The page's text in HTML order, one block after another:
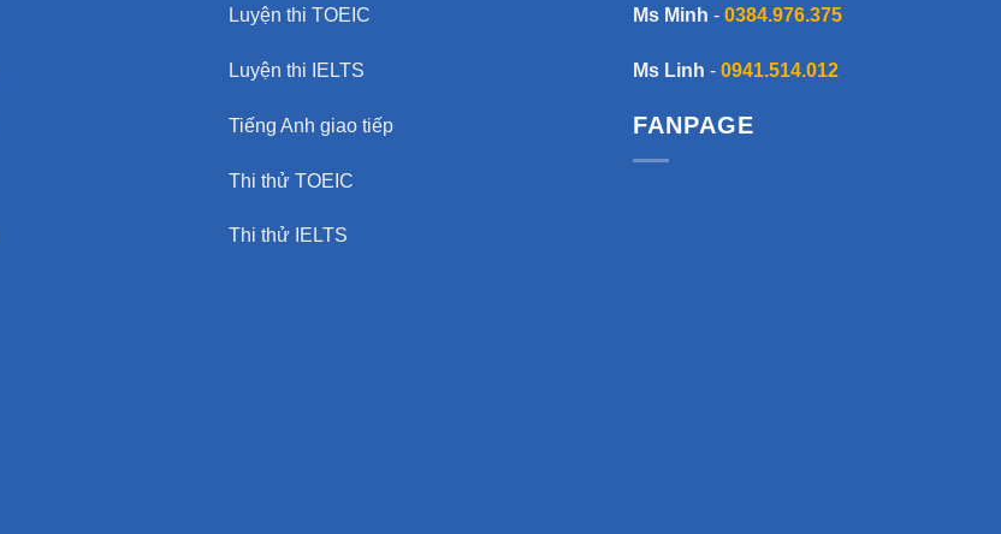
Luyện thi TOEIC
Luyện thi IELTS
Tiếng Anh giao tiếp
Thi thử TOEIC
Thi thử IELTS
Ms Minh - 0384.976.375
Ms Linh - 0941.514.012
FANPAGE